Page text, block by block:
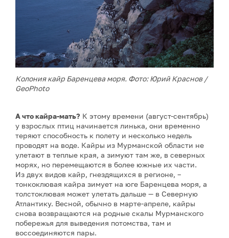
Колония кайр Баренцева моря. Фото: Юрий Краснов /
GeoPhoto
А что кайра-мать? К этому времени (август-сентябрь)
у взрослых птиц начинается линька, они временно
теряют способность к полету и несколько недель
проводят на воде. Кайры из Мурманской области не
улетают в теплые края, а зимуют там же, в северных
морях, но перемещаются в более южные их части.
Из двух видов кайр, гнездящихся в регионе, –
тонкоклювая кайра зимует на юге Баренцева моря, а
толстоклювая может улетать дальше — в Северную
Атлантику. Весной, обычно в марте-апреле, кайры
снова возвращаются на родные скалы Мурманского
побережья для выведения потомства, там и
воссоединяются пары.